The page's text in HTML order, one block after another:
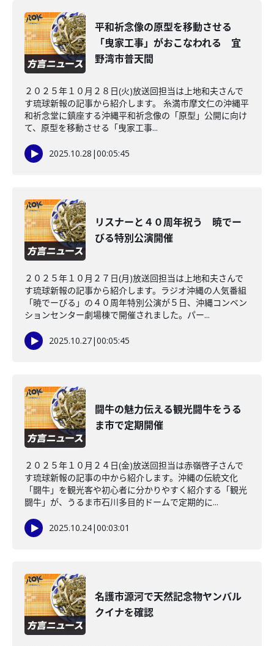
平和祈念像の原型を移動させる
「曳家工事」がおこなわれる 宜
野湾市普天間
２０２５年１０月２８日(火)放送回担当は上地和夫さんで
す琉球新報の記事から紹介します。 糸満市摩文仁の沖縄平
和祈念堂に鎮座する沖縄平和祈念像の「原型」公開に向け
て、原型を移動させる「曳家工事...
2025.10.28 |00:05:45
リスナーと４０周年祝う 暁でー
びる特別公演開催
２０２５年１０月２７日(月)放送回担当は上地和夫さんで
す琉球新報の記事から紹介します。ラジオ沖縄の人気番組
「暁でーびる」の４０周年特別公演が５日、沖縄コンベン
ションセンター劇場棟で開催されました。パー...
2025.10.27|00:05:45
闘牛の魅力伝える観光闘牛をうる
ま市で定期開催
２０２５年１０月２４日(金)放送回担当は赤嶺啓子さんで
す琉球新報の記事の中から紹介します。沖縄の伝統文化
「闘牛」を観光客や初心者に分かりやすく紹介する「観光
闘牛」が、うるま市石川多目的ドームで定期的に...
2025.10.24|00:03:01
名護市源河で天然記念物ヤンバル
クイナを確認